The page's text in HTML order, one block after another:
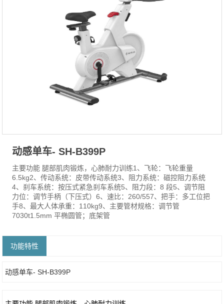
动感单车- SH-B399P
主要功能 腿部肌肉锻炼，心肺耐力训练1、飞轮：飞轮重量
6.5kg2、传动系统：皮带传动系统3、阻力系统：磁控阻力系统
4、刹车系统：按压式紧急刹车系统5、阻力段：8 段5、调节阻
力位：调节手柄（下压式）6、速比：260/557、把手：多工位把
手8、最大人体承重：110kg9、主要管材规格：调节管
7030t1.5mm 平椭圆管；底架管
功能特性
动感单车- SH-B399P